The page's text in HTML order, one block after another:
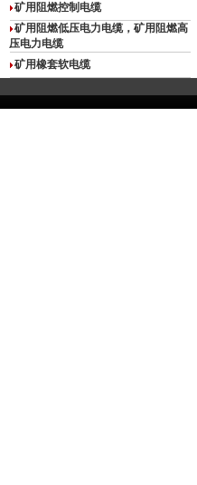
矿用阻燃控制电缆
矿用阻燃低压电力电缆，矿用阻燃高
压电力电缆
矿用橡套软电缆